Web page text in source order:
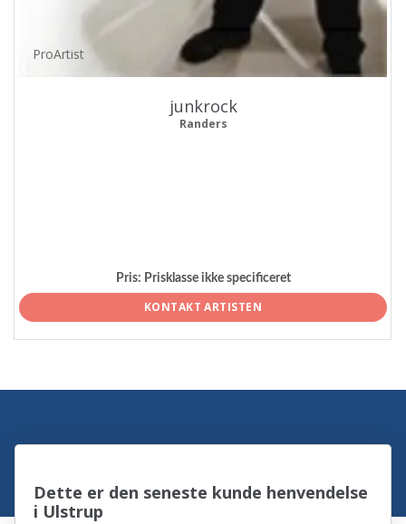
ProArtist
junkrock
Randers
Pris: Prisklasse ikke specificeret
KONTAKT ARTISTEN
Dette er den seneste kunde henvendelse
i Ulstrup